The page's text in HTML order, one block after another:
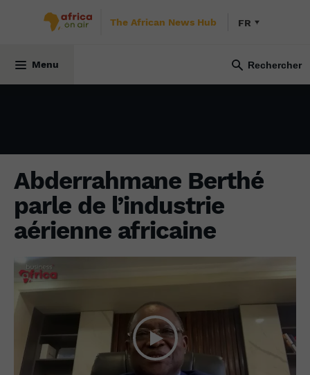
The African News Hub FR
Menu
Abderrahmane Berthé
parle de l’industrie
aérienne africaine